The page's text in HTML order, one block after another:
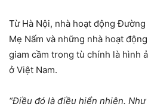
Từ Hà Nội, nhà hoạt động
Mẹ Nấm và những nhà hoạt
giam cầm trong tù chính là hình
ở Việt Nam.
“Điều đó là điều hiển nhiên.